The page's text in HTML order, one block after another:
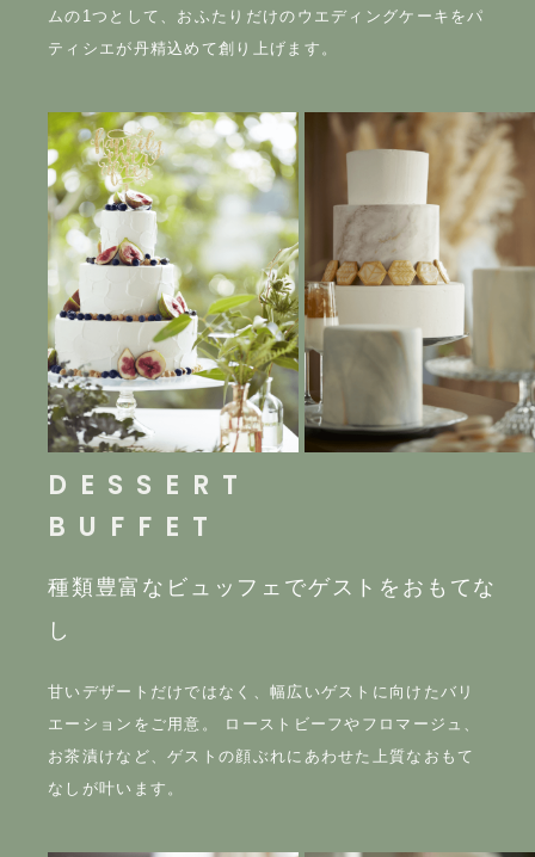
ムの1つとして、おふたりだけのウエディングケーキをパ
ティシエが丹精込めて創り上げます。
DESSERT
BUFFET
種類豊富なビュッフェでゲストをおもてな
し
甘いデザートだけではなく、幅広いゲストに向けたバリ
エーションをご用意。 ローストビーフやフロマージュ、
お茶漬けなど、ゲストの顔ぶれにあわせた上質なおもて
なしが叶います。